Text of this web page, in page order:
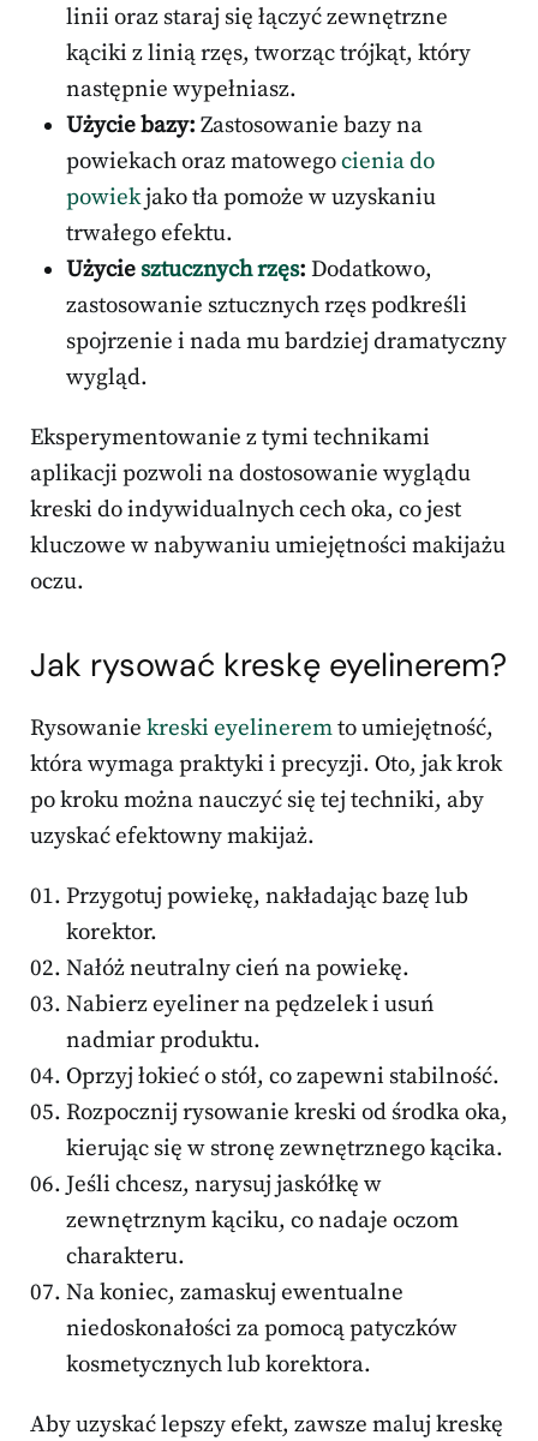
linii oraz staraj się łączyć zewnętrzne
kąciki z linią rzęs, tworząc trójkąt, który
następnie wypełniasz.
Użycie bazy: Zastosowanie bazy na
powiekach oraz matowegocienia do
powiekjako tła pomoże w uzyskaniu
trwałego efektu.
Użyciesztucznych rzęs: Dodatkowo,
zastosowanie sztucznych rzęs podkreśli
spojrzenie i nada mu bardziej dramatyczny
wygląd.
Eksperymentowanie z tymi technikami
aplikacji pozwoli na dostosowanie wyglądu
kreski do indywidualnych cech oka, co jest
kluczowe w nabywaniu umiejętności makijażu
oczu.
Jak rysować kreskę eyelinerem?
Rysowanie kreski eyelineremto umiejętność,
która wymaga praktyki i precyzji. Oto, jak krok
po kroku można nauczyć się tej techniki, aby
uzyskać efektowny makijaż.
Przygotuj powiekę, nakładając bazę lub
korektor.
Nałóż neutralny cień na powiekę.
Nabierz eyeliner na pędzelek i usuń
nadmiar produktu.
Oprzyj łokieć o stół, co zapewni stabilność.
Rozpocznij rysowanie kreski od środka oka,
kierując się w stronę zewnętrznego kącika.
Jeśli chcesz, narysuj jaskółkę w
zewnętrznym kąciku, co nadaje oczom
charakteru.
Na koniec, zamaskuj ewentualne
niedoskonałości za pomocą patyczków
kosmetycznych lub korektora.
Aby uzyskać lepszy efekt, zawsze maluj kreskę